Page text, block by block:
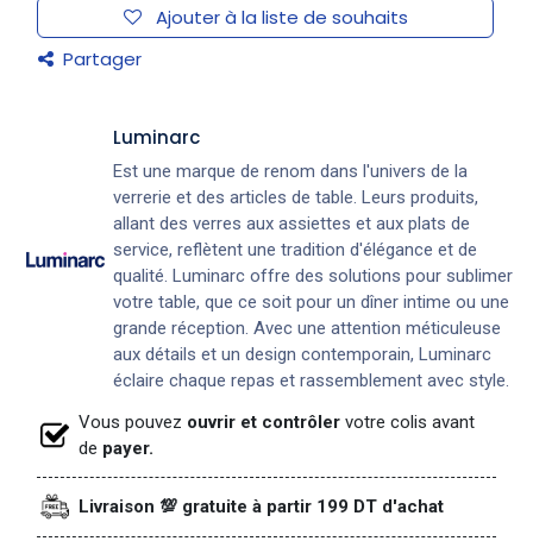
Ajouter à la liste de souhaits
Partager
Luminarc
Est une marque de renom dans l'univers de la
verrerie et des articles de table. Leurs produits,
allant des verres aux assiettes et aux plats de
service, reflètent une tradition d'élégance et de
qualité. Luminarc offre des solutions pour sublimer
votre table, que ce soit pour un dîner intime ou une
grande réception. Avec une attention méticuleuse
aux détails et un design contemporain, Luminarc
éclaire chaque repas et rassemblement avec style.
Vous pouvez ouvrir et contrôler votre colis avant
de payer.
Livraison 💯 gratuite à partir 199 DT d'achat